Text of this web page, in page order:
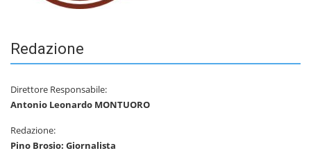
Redazione
Direttore Responsabile:
Antonio Leonardo MONTUORO
Redazione:
Pino Brosio: Giornalista